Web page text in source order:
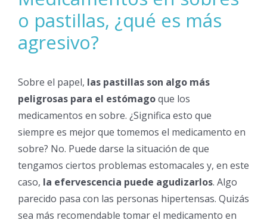
o pastillas, ¿qué es más
agresivo?
Sobre el papel, las pastillas son algo más
peligrosas para el estómagoque los
medicamentos en sobre. ¿Significa esto que
siempre es mejor que tomemos el medicamento en
sobre? No. Puede darse la situación de que
tengamos ciertos problemas estomacales y, en este
caso, la efervescencia puede agudizarlos. Algo
parecido pasa con las personas hipertensas. Quizás
sea más recomendable tomar el medicamento en